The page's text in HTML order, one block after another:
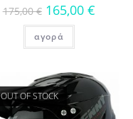
175,00€ 165,00 €
αγορά
OUT OF STOCK